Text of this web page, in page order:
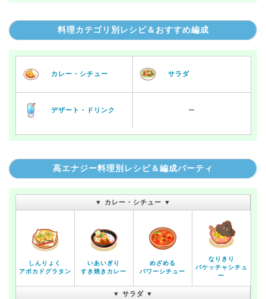
料理カテゴリ別レシピ＆おすすめ編成
カレー・シチュー サラダ
デザート・ドリンク ー
高エナジー料理別レシピ＆編成パーティ
▼ カレー・シチュー ▼
しんりょく
アボカドグラタン
いあいぎり
すき焼きカレー
めざめる
パワーシチュー
なりきり
バケッチャシチュ
ー
▼ サラダ ▼